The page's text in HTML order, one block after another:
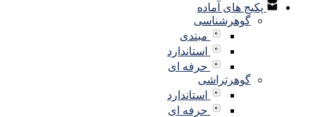
پکیج های آماده
گوهرشناسی
مبتدی
استاندارد
حرفه ای
گوهرتراشی
استاندارد
حرفه ای